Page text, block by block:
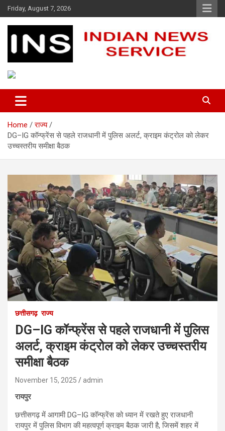
Skip
to
content
Friday, August 7, 2026
Indian News Service
Home
राज्य
DG–IG कॉन्फ्रेंस से पहले राजधानी में पुलिस अलर्ट, क्राइम कंट्रोल को लेकर
उच्चस्तरीय समीक्षा बैठक
छत्तीसगढ़ राज्य
DG–IG कॉन्फ्रेंस से पहले राजधानी में पुलिस
अलर्ट, क्राइम कंट्रोल को लेकर उच्चस्तरीय
समीक्षा बैठक
November 15, 2025 admin
रायपुर
छत्तीसगढ़ में आगामी DG–IG कॉन्फ्रेंस को ध्यान में रखते हुए राजधानी
रायपुर में पुलिस विभाग की महत्वपूर्ण क्राइम बैठक जारी है, जिसमें शहर में